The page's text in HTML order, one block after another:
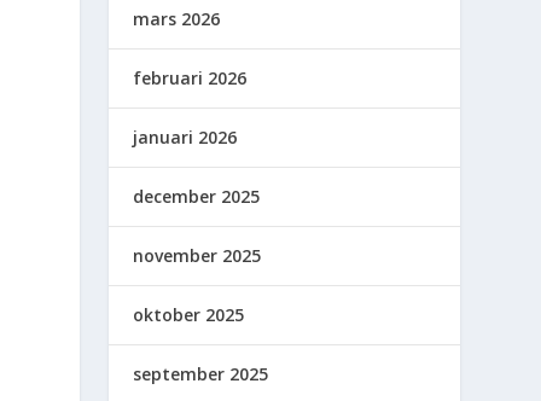
mars 2026
februari 2026
januari 2026
december 2025
november 2025
oktober 2025
september 2025